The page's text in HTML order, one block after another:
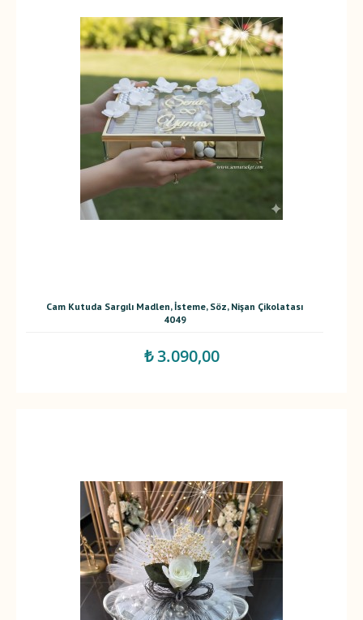
Cam Kutuda Sargılı Madlen, İsteme, Söz, Nişan Çikolatası
4049
₺ 3.090,00